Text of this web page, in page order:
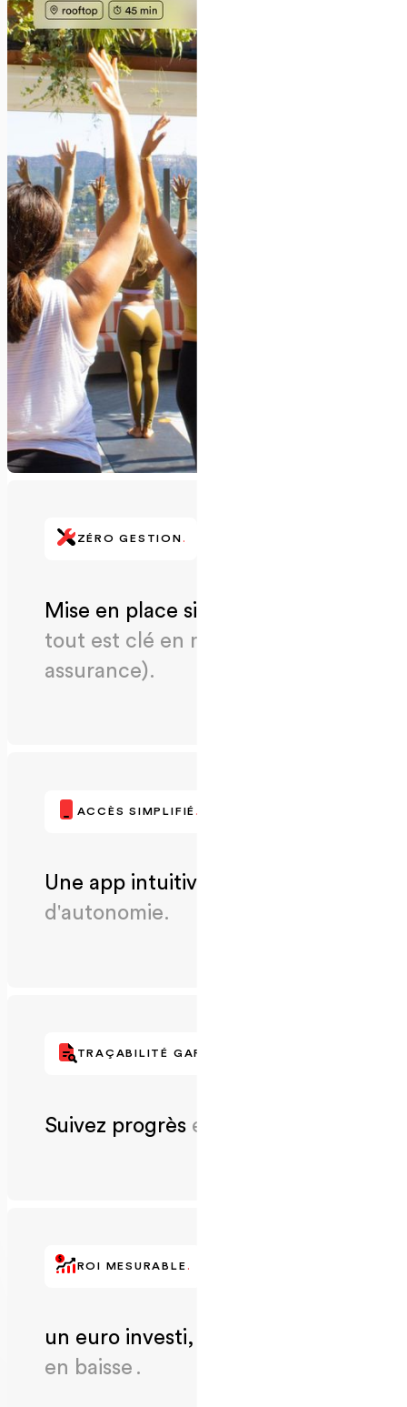
ZÉRO GESTION .
Mise en place simple et rapide
tout est clé en main (matériel &
assurance).
ACCÈS SIMPLIFIÉ .
Une app intuitive,
d'autonomie.
TRAÇABILITÉ GARANTIE
Suivez progrès et l’impact.
ROI MESURABLE .
un euro investi,
en baisse .